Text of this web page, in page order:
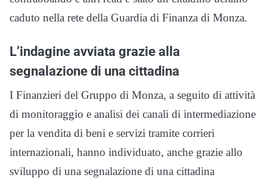
caduto nella rete della Guardia di Finanza di Monza.
L’indagine avviata grazie alla
segnalazione di una cittadina
I Finanzieri del Gruppo di Monza, a seguito di attività
di monitoraggio e analisi dei canali di intermediazione
per la vendita di beni e servizi tramite corrieri
internazionali, hanno individuato, anche grazie allo
sviluppo di una segnalazione di una cittadina